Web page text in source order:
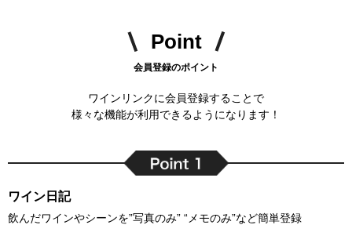
Point
会員登録のポイント
ワインリンクに会員登録することで
様々な機能が利用できるようになります！
ワイン日記
飲んだワインやシーンを”写真のみ” “メモのみ”など簡単登録